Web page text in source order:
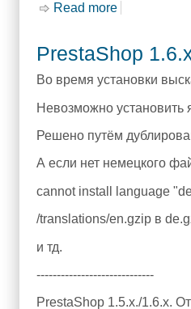
Read more
PrestaShop
Во время установки
Невозможно установить
Решено путём
А если нет немецкого
cannot install language
/translations/en.gzip в
и тд.
-----------------------------
PrestaShop 1.5.x./1.6.x.